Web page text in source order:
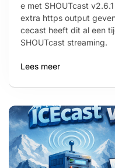
e met SHOUTcast
extra https output
cecast heeft dit al een
SHOUTcast streaming.
Lees meer